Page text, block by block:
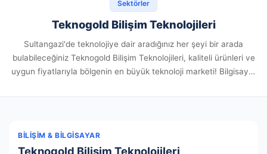
Sektörler
Teknogold Bilişim Teknolojileri
Sultangazi'de teknolojiye dair aradığınız her şeyi bir arada
bulabileceğiniz Teknogold Bilişim Teknolojileri, kaliteli ürünleri ve
uygun fiyatlarıyla bölgenin en büyük teknoloji marketi! Bilgisayar
BILIŞIM & BILGISAYAR
Teknogold Bilişim Teknolojileri